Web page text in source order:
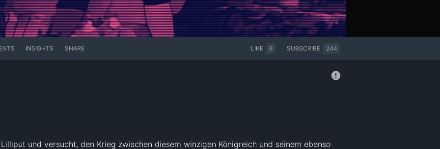
INSIGHTS SHARE LIKE 6 SUBSCRIBE 244
und versucht, den Krieg zwischen diesem winzigen Königreich und seinem ebenso